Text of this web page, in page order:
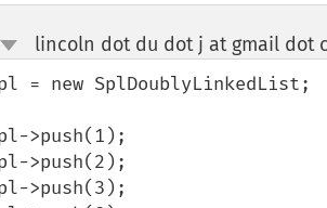
down
lincoln dot du dot j at gmail dot
= new SplDoublyLinkedList;
>push(1);
>push(2);
>push(3);